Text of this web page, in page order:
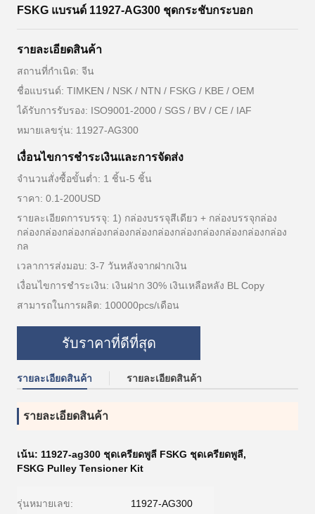
FSKG แบรนด์ 11927-AG300 ชุดกระชับกระบอก
รายละเอียดสินค้า
สถานที่กำเนิด: จีน
ชื่อแบรนด์: TIMKEN / NSK / NTN / FSKG / KBE / OEM
ได้รับการรับรอง: ISO9001-2000 / SGS / BV / CE / IAF
หมายเลขรุ่น: 11927-AG300
เงื่อนไขการชำระเงินและการจัดส่ง
จำนวนสั่งซื้อขั้นต่ำ: 1 ชิ้น-5 ชิ้น
ราคา: 0.1-200USD
รายละเอียดการบรรจุ: 1) กล่องบรรจุสีเดียว + กล่องบรรจุกล่อง
กล่องกล่องกล่องกล่องกล่องกล่องกล่องกล่องกล่องกล่องกล่องกล่อง
กล
เวลาการส่งมอบ: 3-7 วันหลังจากฝากเงิน
เงื่อนไขการชำระเงิน: เงินฝาก 30% เงินเหลือหลัง BL Copy
สามารถในการผลิต: 100000pcs/เดือน
รับราคาที่ดีที่สุด
รายละเอียดสินค้า รายละเอียดสินค้า
รายละเอียดสินค้า
เน้น: 11927-ag300 ชุดเครียดพูลี FSKG ชุดเครียดพูลี,
FSKG Pulley Tensioner Kit
รุ่นหมายเลข: 11927-AG300